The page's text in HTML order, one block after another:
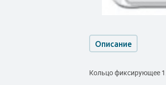
Описание
Кольцо фиксирующее